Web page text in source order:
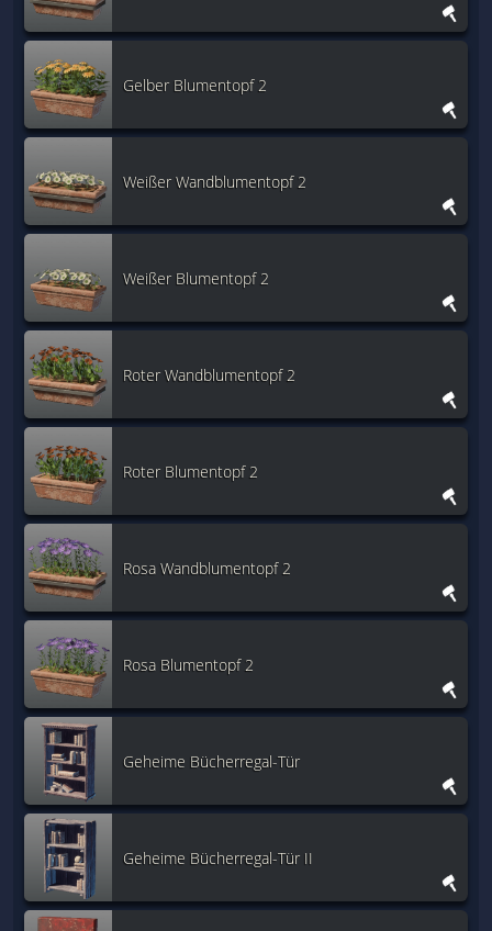
Gelber Blumentopf 2
Weißer Wandblumentopf 2
Weißer Blumentopf 2
Roter Wandblumentopf 2
Roter Blumentopf 2
Rosa Wandblumentopf 2
Rosa Blumentopf 2
Geheime Bücherregal-Tür
Geheime Bücherregal-Tür II